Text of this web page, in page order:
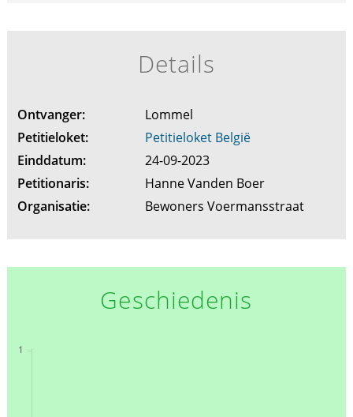
Details
Ontvanger:
Lommel
Petitieloket:
Petitieloket België
Einddatum:
24-09-2023
Petitionaris:
Hanne Vanden Boer
Organisatie:
Bewoners Voermansstraat
Geschiedenis